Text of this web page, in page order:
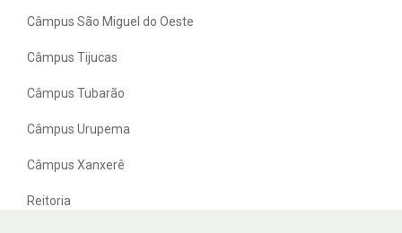
Câmpus São Miguel do Oeste
Câmpus Tijucas
Câmpus Tubarão
Câmpus Urupema
Câmpus Xanxerê
Reitoria